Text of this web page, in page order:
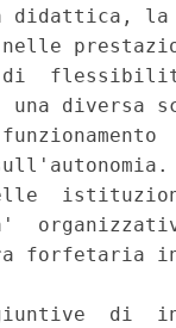
didattica,
di
una diversa
forfetaria
di